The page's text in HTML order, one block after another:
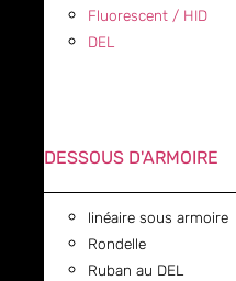
Fluorescent / HID
DEL
DESSOUS D'ARMOIRE
linéaire sous armoire
Rondelle
Ruban au DEL